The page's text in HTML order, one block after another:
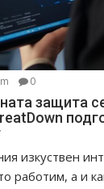
0
защита
изкуствен
работим, а и